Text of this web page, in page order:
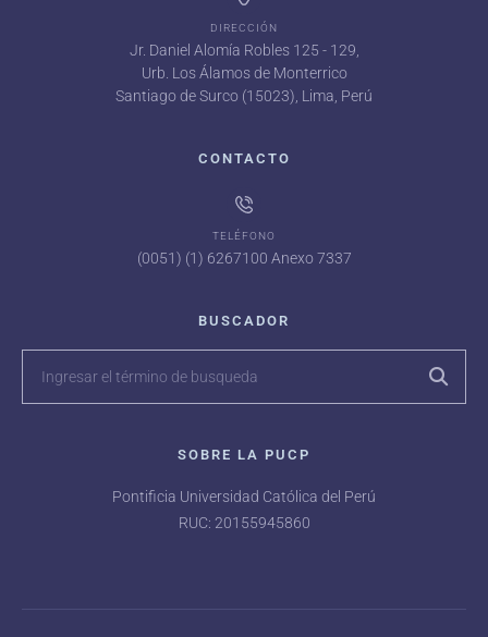
DIRECCIÓN
Jr. Daniel Alomía Robles 125 - 129,
Urb. Los Álamos de Monterrico
Santiago de Surco (15023), Lima, Perú
CONTACTO
TELÉFONO
(0051) (1) 6267100 Anexo 7337
BUSCADOR
SOBRE LA PUCP
Pontificia Universidad Católica del Perú
RUC: 20155945860